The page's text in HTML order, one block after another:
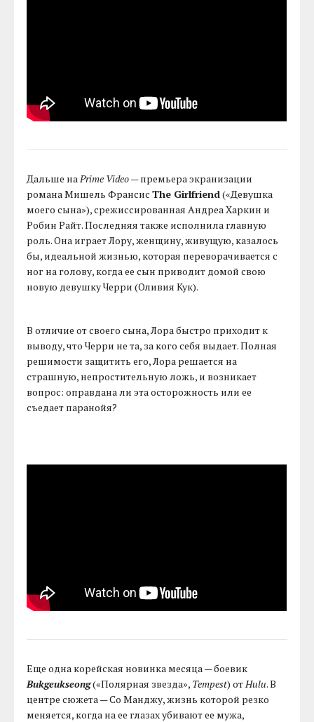
Дальше наPrime Video— премьера экранизации
романа Мишель ФрансисThe Girlfriend(«Девушка
моего сына»), срежиссированная Андреа Харкин и
Робин Райт. Последняя также исполнила главную
роль. Она играет Лору, женщину, живущую, казалось
бы, идеальной жизнью, которая переворачивается с
ног на голову, когда ее сын приводит домой свою
новую девушку Черри (Оливия Кук).
В отличие от своего сына, Лора быстро приходит к
выводу, что Черри не та, за кого себя выдает. Полная
решимости защитить его, Лора решается на
страшную, непростительную ложь, и возникает
вопрос: оправдана ли эта осторожность или ее
съедает паранойя?
Еще одна корейская новинка месяца — боевик
Bukgeukseong(«Полярная звезда», Tempest) отHulu. В
центре сюжета — Со Манджу, жизнь которой резко
меняется, когда на ее глазах убивают ее мужа,